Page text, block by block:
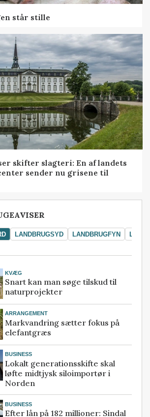
står stille
skifter slagteri: En af landets
sender nu grisene til
LANDBRUGSYD LANDBRUGFYN
KVÆG
Snart kan man søge tilskud til
naturprojekter
ARRANGEMENT
Markvandring sætter fokus på
elefantgræs
BUSINESS
Lokalt generationsskifte skal
løfte midtjysk siloimportør i
Norden
BUSINESS
Efter lån på 182 millioner: Sindal